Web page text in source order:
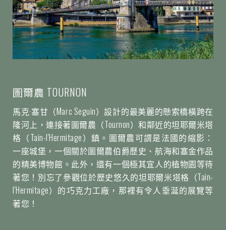
圖爾農 TOURNON
馬克·塞甘（Marc Seguin）設計的最美麗的懸索橋橫跨在
隆河上，連接著圖爾農（Tournon）和鄰近的坦耶爾米塔
格（Tain-l′Hermitage）鎮。圖爾農可謂是法國的縮影：
一座城堡，一個關於圖爾農伯爵歷史、航海和塞金作品
的精美博物館。此外，還有一個極其宜人的植物園等待
著您！別忘了參觀位於歷史悠久的坦耶爾米塔格（Tain-
l′Hermitage）的巧克力工廠，那裡有令人垂涎的展覽等
著您！